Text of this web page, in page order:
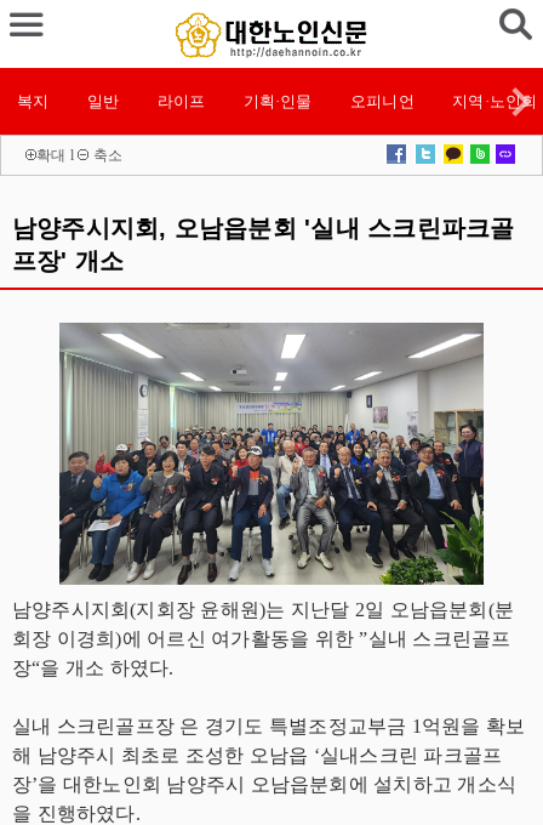
복지 일반 라이프 기획·인물 오피니언 지역·노인회
확대 l 축소
남양주시지회, 오남읍분회 '실내 스크린파크골
프장' 개소
남양주시지회(지회장 윤해원)는 지난달 2일 오남읍분회(분
회장 이경희)에 어르신 여가활동을 위한 ”실내 스크린골프
장“을 개소 하였다.
실내 스크린골프장 은 경기도 특별조정교부금 1억원을 확보
해 남양주시 최초로 조성한 오남읍 ‘실내스크린 파크골프
장’을 대한노인회 남양주시 오남읍분회에 설치하고 개소식
을 진행하였다.